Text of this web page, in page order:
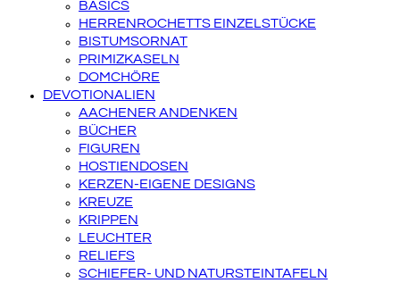
BASICS
HERRENROCHETTS EINZELSTÜCKE
BISTUMSORNAT
PRIMIZKASELN
DOMCHÖRE
DEVOTIONALIEN
AACHENER ANDENKEN
BÜCHER
FIGUREN
HOSTIENDOSEN
KERZEN-EIGENE DESIGNS
KREUZE
KRIPPEN
LEUCHTER
RELIEFS
SCHIEFER- UND NATURSTEINTAFELN